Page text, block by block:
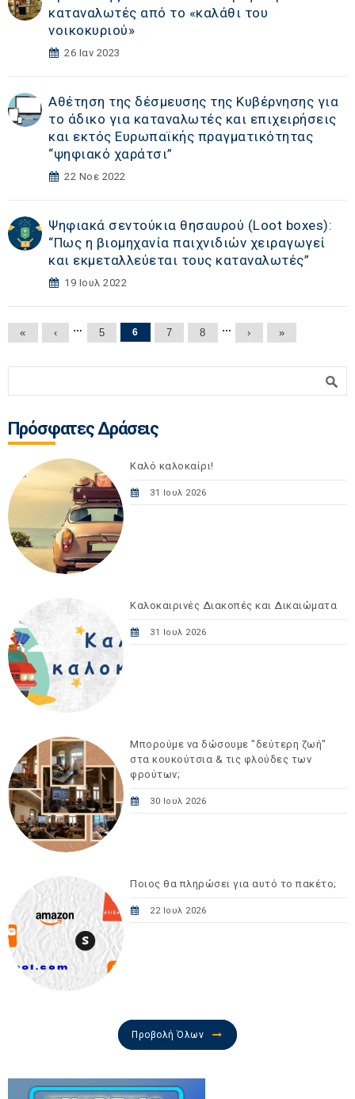
καταναλωτές από το «καλάθι του
νοικοκυριού»
26 Ιαν 2023
Αθέτηση της δέσμευσης της Κυβέρνησης για
το άδικο για καταναλωτές και επιχειρήσεις
και εκτός Ευρωπαϊκής πραγματικότητας
“ψηφιακό χαράτσι”
22 Νοε 2022
Ψηφιακά σεντούκια θησαυρού (Loot boxes):
“Πως η βιομηχανία παιχνιδιών χειραγωγεί
και εκμεταλλεύεται τους καταναλωτές”
19 Ιουλ 2022
Σελίδες
« ‹ … 5 6 7 8 … › »
Πρόσφατες Δράσεις
Καλό καλοκαίρι!
31 Ιουλ 2026
Καλοκαιρινές Διακοπές και Δικαιώματα
31 Ιουλ 2026
Μπορούμε να δώσουμε "δεύτερη ζωή"
στα κουκούτσια & τις φλούδες των
φρούτων;
30 Ιουλ 2026
Ποιος θα πληρώσει για αυτό το πακέτο;
22 Ιουλ 2026
Προβολή Όλων